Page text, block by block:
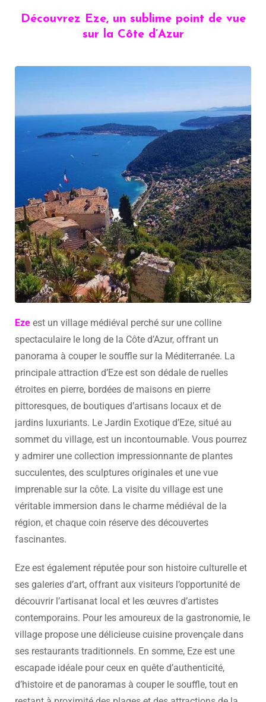
Découvrez Eze, un sublime point de vue
sur la Côte d’Azur
Eze est un village médiéval perché sur une colline
spectaculaire le long de la Côte d’Azur, offrant un
panorama à couper le souffle sur la Méditerranée. La
principale attraction d’Eze est son dédale de ruelles
étroites en pierre, bordées de maisons en pierre
pittoresques, de boutiques d’artisans locaux et de
jardins luxuriants. Le Jardin Exotique d’Eze, situé au
sommet du village, est un incontournable. Vous pourrez
y admirer une collection impressionnante de plantes
succulentes, des sculptures originales et une vue
imprenable sur la côte. La visite du village est une
véritable immersion dans le charme médiéval de la
région, et chaque coin réserve des découvertes
fascinantes.
Eze est également réputée pour son histoire culturelle et
ses galeries d’art, offrant aux visiteurs l’opportunité de
découvrir l’artisanat local et les œuvres d’artistes
contemporains. Pour les amoureux de la gastronomie, le
village propose une délicieuse cuisine provençale dans
ses restaurants traditionnels. En somme, Eze est une
escapade idéale pour ceux en quête d’authenticité,
d’histoire et de panoramas à couper le souffle, tout en